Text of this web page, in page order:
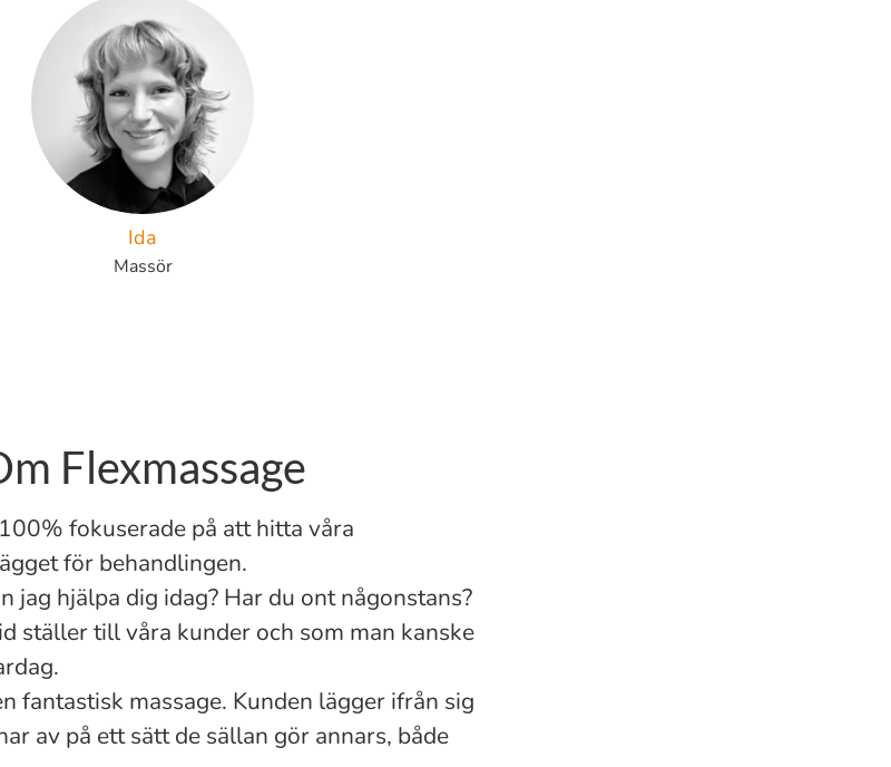
Ida
Massör
Flexmassage
fokuserade på att hitta våra
för behandlingen.
jag hjälpa dig idag? Har du ont någonstans?
ställer till våra kunder och som man kanske
fantastisk massage. Kunden lägger ifrån sig
av på ett sätt de sällan gör annars, både